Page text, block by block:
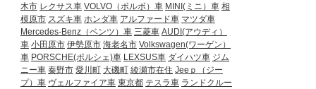
木市 レクサス車 VOLVO（ボルボ）車 MINI(ミニ）車 相
模原市 スズキ車 ホンダ車 アルファード車 マツダ車
Mercedes-Benz（ベンツ）車 三菱車 AUDI(アウディ）
車 小田原市 伊勢原市 海老名市 Volkswagen(ワーゲン）
車 PORSCHE(ポルシェ)車 LEXSUS車 ダイハツ車 ジム
ニー車 秦野市 愛川町 大磯町 綾瀬市在住 Jeeｐ（ジー
プ）車 ヴェルファイア車 東京都 テスラ車 ランドクルー